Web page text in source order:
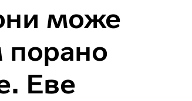
може
порано
Еве